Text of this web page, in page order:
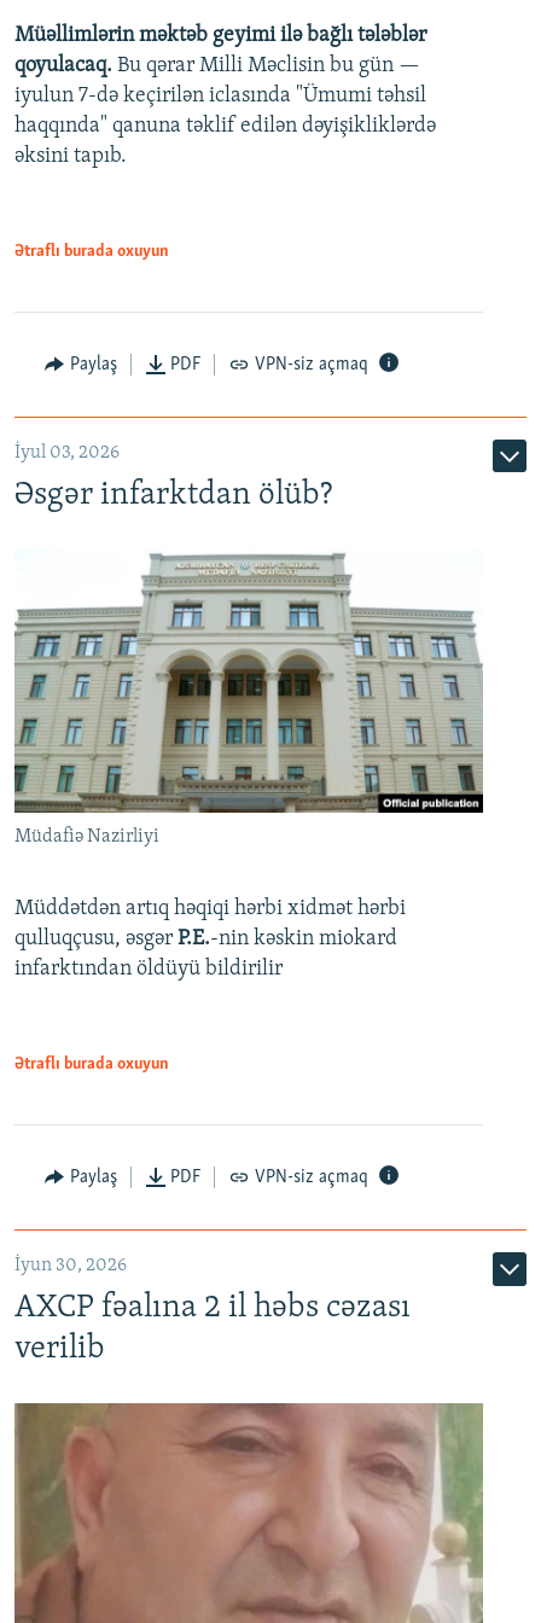
Auto 240p 360p 480p
720p 1080p
360p
480p
720p
Müəllimlərin məktəb geyimi ilə bağlı tələblər
qoyulacaq. Bu qərar Milli Məclisin bu gün —
iyulun 7-də keçirilən iclasında "Ümumi təhsil
haqqında" qanuna təklif edilən dəyişikliklərdə
əksini tapıb.
Ətraflı burada oxuyun
Paylaş PDF VPN-siz açmaq
İyul 03, 2026
Əsgər infarktdan ölüb?
Müdafiə Nazirliyi
Müddətdən artıq həqiqi hərbi xidmət hərbi
qulluqçusu, əsgər P.E.-nin kəskin miokard
infarktından öldüyü bildirilir
Ətraflı burada oxuyun
Paylaş PDF VPN-siz açmaq
İyun 30, 2026
AXCP fəalına 2 il həbs cəzası
verilib